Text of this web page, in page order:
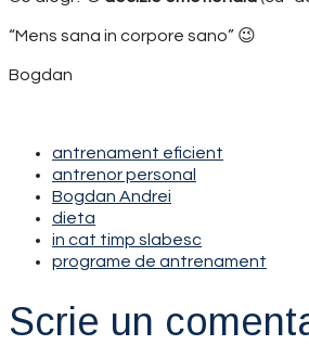
“Mens sana in corpore sano” 😉
Bogdan
antrenament eficient
antrenor personal
Bogdan Andrei
dieta
in cat timp slabesc
programe de antrenament
Scrie un